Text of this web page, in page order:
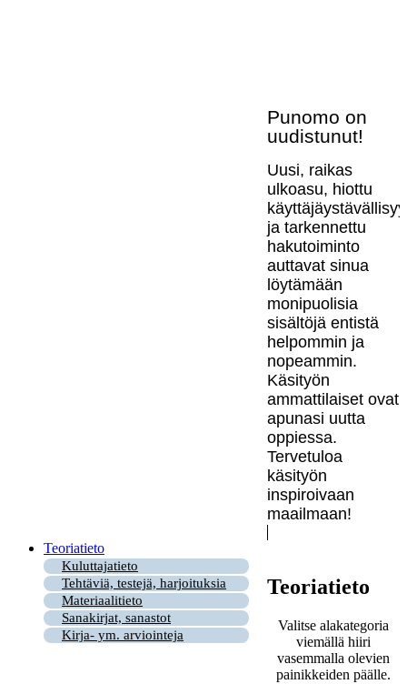
Punomo on
uudistunut!
Uusi, raikas
ulkoasu, hiottu
ja tarkennettu
hakutoiminto
auttavat sinua
löytämään
monipuolisia
sisältöjä entistä
helpommin ja
nopeammin.
Käsityön
ammattilaiset ovat
apunasi uutta
oppiessa.
Tervetuloa
käsityön
inspiroivaan
maailmaan!
Teoriatieto
Kuluttajatieto
Tehtäviä, testejä, harjoituksia
Materiaalitieto
Sanakirjat, sanastot
Kirja- ym. arviointeja
Teoriatieto
Valitse alakategoria
viemällä hiiri
vasemmalla olevien
painikkeiden päälle.